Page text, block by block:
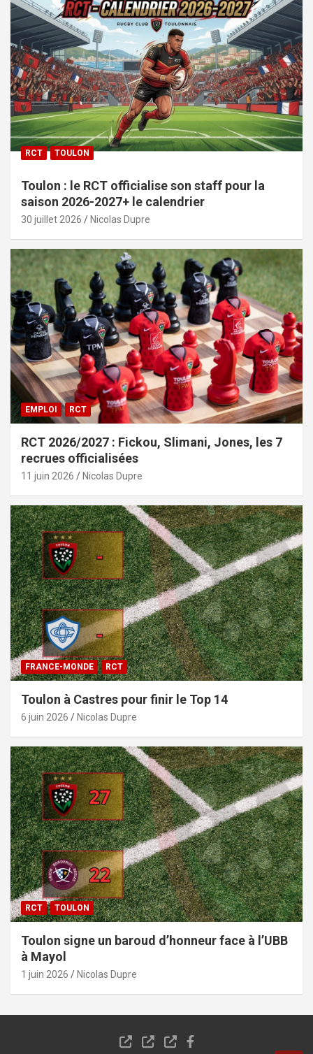
RCT TOULON
Toulon : le RCT officialise son staff pour la
saison 2026-2027+ le calendrier
30 juillet 2026 Nicolas Dupre
EMPLOI RCT
RCT 2026/2027 : Fickou, Slimani, Jones, les 7
recrues officialisées
11 juin 2026 Nicolas Dupre
FRANCE-MONDE RCT
Toulon à Castres pour finir le Top 14
6 juin 2026 Nicolas Dupre
RCT TOULON
Toulon signe un baroud d’honneur face à l’UBB
à Mayol
1 juin 2026 Nicolas Dupre